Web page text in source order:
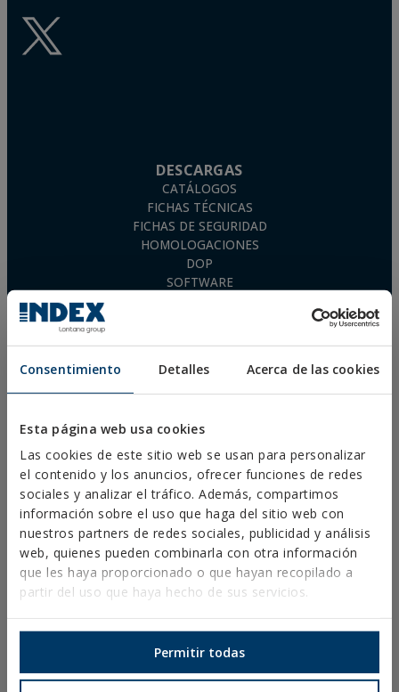
Consentimiento Detalles Acerca de las cookies
Esta página web usa cookies
Las cookies de este sitio web se usan para personalizar
el contenido y los anuncios, ofrecer funciones de redes
sociales y analizar el tráfico. Además, compartimos
información sobre el uso que haga del sitio web con
nuestros partners de redes sociales, publicidad y análisis
web, quienes pueden combinarla con otra información
que les haya proporcionado o que hayan recopilado a
partir del uso que haya hecho de sus servicios.
Permitir todas
DESCARGAS
CATÁLOGOS
FICHAS TÉCNICAS
FICHAS DE SEGURIDAD
HOMOLOGACIONES
DOP
SOFTWARE
Política de Privacidad
Política de Cookies
Condiciones de Venta España
Canal Ético
PRODUCTOS
FIJACIONES METÁLICAS